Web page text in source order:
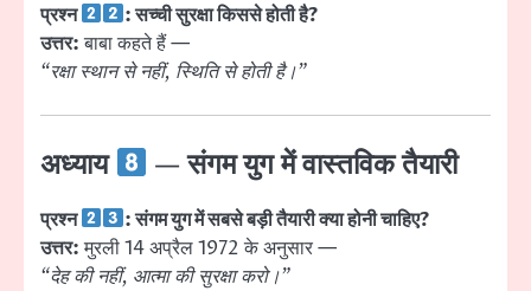
प्रश्न
: सच्ची सुरक्षा किससे होती है?
उत्तर:बाबा कहते हैं —
“रक्षा स्थान से नहीं, स्थिति से होती है।”
अध्याय — संगम युग में वास्तविक तैयारी
प्रश्न
: संगम युग में सबसे बड़ी तैयारी क्या होनी चाहिए?
उत्तर:मुरली 14 अप्रैल 1972 के अनुसार —
“देह की नहीं, आत्मा की सुरक्षा करो।”